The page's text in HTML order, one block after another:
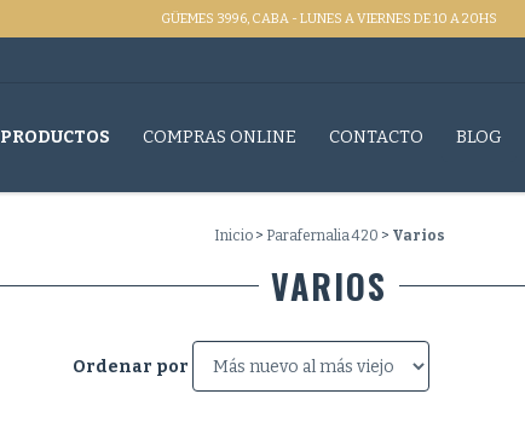
GÜEMES 3996, CABA - LUNES A VIERNES DE 10 A 20HS
PRODUCTOS COMPRAS ONLINE CONTACTO BLOG
Inicio > Parafernalia 420 > Varios
VARIOS
Ordenar por